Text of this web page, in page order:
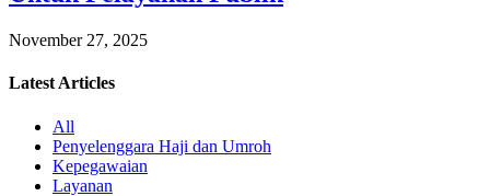
November 27, 2025
Latest Articles
All
Penyelenggara Haji dan Umroh
Kepegawaian
Layanan